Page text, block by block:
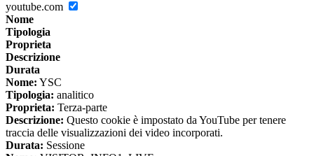
youtube.com
Nome
Tipologia
Proprieta
Descrizione
Durata
Nome: YSC
Tipologia: analitico
Proprieta: Terza-parte
Descrizione: Questo cookie è impostato da YouTube per tenere
traccia delle visualizzazioni dei video incorporati.
Durata: Sessione